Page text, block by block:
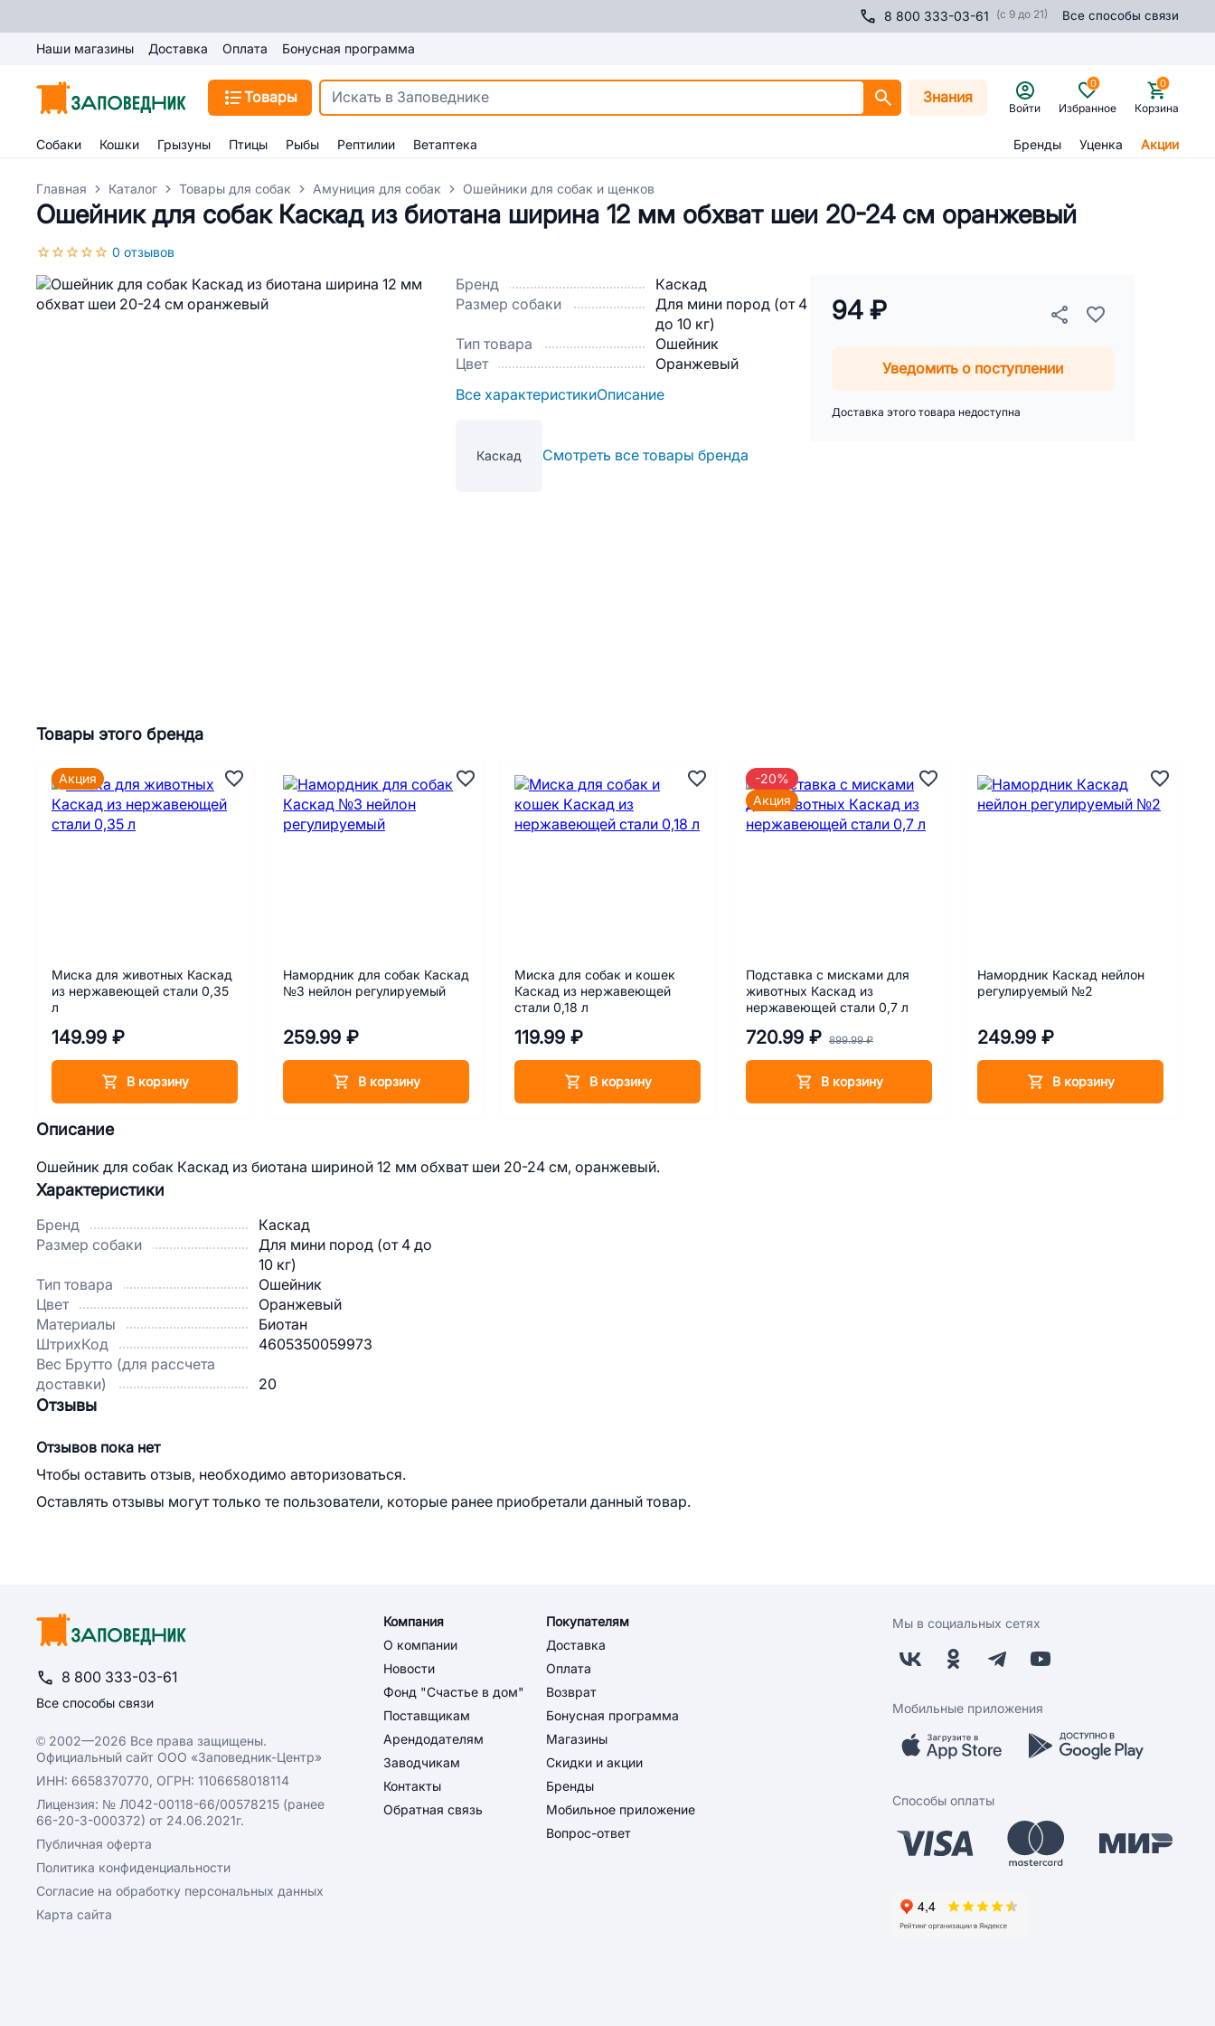
8 800 333-03-61 (с 9 до 21) Все способы связи
Наши магазины Доставка Оплата Бонусная программа
Товары Знания
Войти Избранное
0
Корзина
0
Собаки Кошки Грызуны Птицы Рыбы Рептилии Ветаптека Бренды Уценка Акции
Главная Каталог Товары для собак Амуниция для собак Ошейники для собак и щенков
Ошейник для собак Каскад из биотана ширина 12 мм обхват шеи 20-24 см оранжевый
0 отзывов
Бренд
Каскад
Размер собаки
Для мини пород (от 4
до 10 кг)
Тип товара
Ошейник
Цвет
Оранжевый
Все характеристикиОписание
Каскад Смотреть все товары бренда
94 ₽
Уведомить о поступлении
Доставка этого товара недоступна
Описание
Ошейник для собак Каскад из биотана шириной 12 мм обхват шеи 20-24 см, оранжевый.
Товары этого бренда
Миска для животных Каскад
из нержавеющей стали 0,35
л
149.99 ₽
В корзину
Акция
Намордник для собак Каскад
№3 нейлон регулируемый
259.99 ₽
В корзину
Миска для собак и кошек
Каскад из нержавеющей
стали 0,18 л
119.99 ₽
В корзину
Подставка с мисками для
животных Каскад из
нержавеющей стали 0,7 л
720.99 ₽ 899.99 ₽
В корзину
-20%
Акция
Намордник Каскад нейлон
регулируемый №2
249.99 ₽
В корзину
Характеристики
Бренд
Каскад
Размер собаки
Для мини пород (от 4 до
10 кг)
Тип товара
Ошейник
Цвет
Оранжевый
Материалы
Биотан
ШтрихКод
4605350059973
Вес Брутто (для рассчета
доставки)
20
Отзывы
Отзывов пока нет
Чтобы оставить отзыв, необходимо авторизоваться.
Оставлять отзывы могут только те пользователи, которые ранее приобретали данный товар.
8 800 333-03-61
Все способы связи
© 2002—2026 Все права защищены.
Официальный сайт ООО «Заповедник-Центр»
ИНН: 6658370770, ОГРН: 1106658018114
Лицензия: № Л042-00118-66/00578215 (ранее
66-20-3-000372) от 24.06.2021г.
Публичная оферта
Политика конфиденциальности
Согласие на обработку персональных данных
Карта сайта
Компания
О компании
Новости
Фонд "Счастье в дом"
Поставщикам
Арендодателям
Заводчикам
Контакты
Обратная связь
Покупателям
Доставка
Оплата
Возврат
Бонусная программа
Магазины
Скидки и акции
Бренды
Мобильное приложение
Вопрос-ответ
Мы в социальных сетях
Мобильные приложения
Способы оплаты